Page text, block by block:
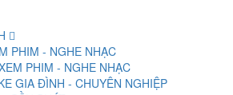
PHIM - NGHE NHẠC
PHIM - NGHE NHẠC
GIA ĐÌNH - CHUYÊN NGHIỆP